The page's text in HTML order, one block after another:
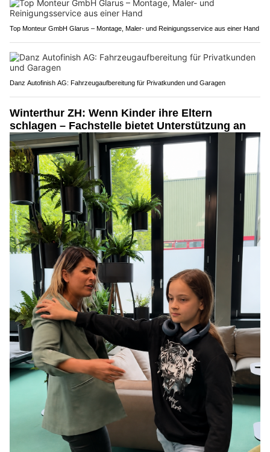
Top Monteur GmbH Glarus – Montage, Maler- und Reinigungsservice aus einer Hand
Danz Autofinish AG: Fahrzeugaufbereitung für Privatkunden und Garagen
Winterthur ZH: Wenn Kinder ihre Eltern
schlagen – Fachstelle bietet Unterstützung an